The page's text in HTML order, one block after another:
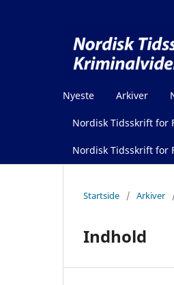
Nyeste Arkiver
Nordisk Tidsskrift for
Nordisk Tidsskrift for
Startside / Arkiver
Indhold